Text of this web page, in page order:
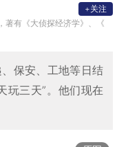
著有《大侦探经济学》、《
+关注
保安、工地等日结
玩三天”。他们现在